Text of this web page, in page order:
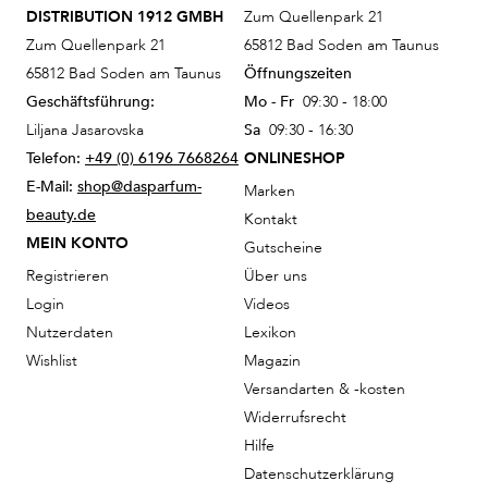
DISTRIBUTION 1912 GMBH
Zum Quellenpark 21
65812 Bad Soden am Taunus
Geschäftsführung:
Liljana Jasarovska
Telefon: +49 (0) 6196 7668264
E-Mail: shop@dasparfum-
beauty.de
MEIN KONTO
Registrieren
Login
Nutzerdaten
Wishlist
Zum Quellenpark 21
65812 Bad Soden am Taunus
Öffnungszeiten
Mo - Fr 09:30 - 18:00
Sa 09:30 - 16:30
ONLINESHOP
Marken
Kontakt
Gutscheine
Über uns
Videos
Lexikon
Magazin
Versandarten & -kosten
Widerrufsrecht
Hilfe
Datenschutzerklärung